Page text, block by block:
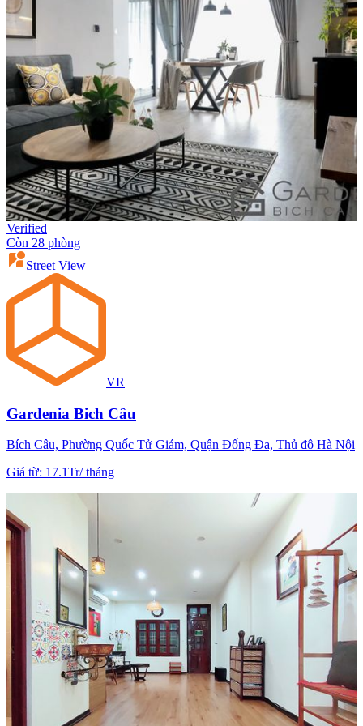
Verified
Còn 28 phòng
Street View
VR
Gardenia Bich Câu
Bích Câu, Phường Quốc Tử Giám, Quận Đống Đa, Thủ đô Hà Nội
Giá từ: 17.1Tr/tháng